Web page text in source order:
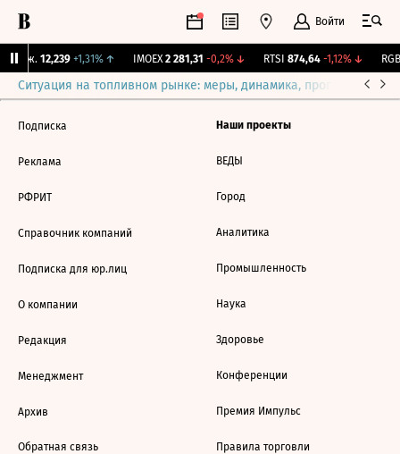
Войти
Бирж. 12,239 +1,31%↑ IMOEX 2 281,31 -0,2%↓ RTSI 874,64 -1,12%↓ RGBI
Ситуация на топливном рынке: меры, динамика, прогнозы
Подписка
Реклама
РФРИТ
Справочник компаний
Подписка для юр.лиц
О компании
Редакция
Менеджмент
Архив
Обратная связь
Наши проекты
ВЕДЫ
Город
Аналитика
Промышленность
Наука
Здоровье
Конференции
Премия Импульс
Правила торговли